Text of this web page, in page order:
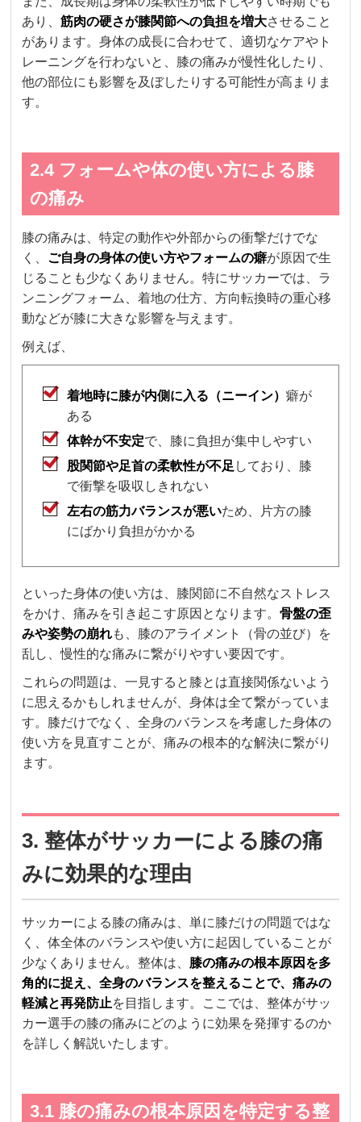
あり、筋肉の硬さが膝関節への負担を増大させること
があります。身体の成長に合わせて、適切なケアやト
レーニングを行わないと、膝の痛みが慢性化したり、
他の部位にも影響を及ぼしたりする可能性が高まりま
す。
2.4 フォームや体の使い方による膝
の痛み
膝の痛みは、特定の動作や外部からの衝撃だけでな
く、 ご自身の身体の使い方やフォームの癖が原因で生
じることも少なくありません。特にサッカーでは、ラ
ンニングフォーム、着地の仕方、方向転換時の重心移
動などが膝に大きな影響を与えます。
例えば、
着地時に膝が内側に入る（ニーイン）癖が
ある
体幹が不安定で、膝に負担が集中しやすい
股関節や足首の柔軟性が不足 しており、膝
で衝撃を吸収しきれない
左右の筋力バランスが悪いため、片方の膝
にばかり負担がかかる
といった身体の使い方は、膝関節に不自然なストレス
をかけ、痛みを引き起こす原因となります。骨盤の歪
みや姿勢の崩れも、膝のアライメント（骨の並び）を
乱し、慢性的な痛みに繋がりやすい要因です。
これらの問題は、一見すると膝とは直接関係ないよう
に思えるかもしれませんが、身体は全て繋がっていま
す。膝だけでなく、全身のバランスを考慮した身体の
使い方を見直すことが、痛みの根本的な解決に繋がり
ます。
3. 整体がサッカーによる膝の痛
みに効果的な理由
サッカーによる膝の痛みは、単に膝だけの問題ではな
く、体全体のバランスや使い方に起因していることが
少なくありません。整体は、 膝の痛みの根本原因を多
角的に捉え、全身のバランスを整えることで、痛みの
軽減と再発防止を目指します。ここでは、整体がサッ
カー選手の膝の痛みにどのように効果を発揮するのか
を詳しく解説いたします。
3.1 膝の痛みの根本原因を特定する整